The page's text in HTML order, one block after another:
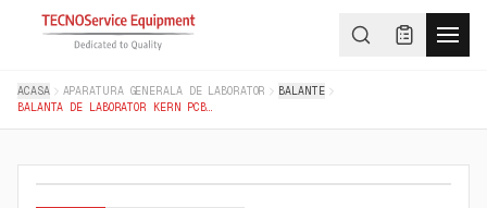
ACASA APARATURA GENERALA DE LABORATOR
BALANTE